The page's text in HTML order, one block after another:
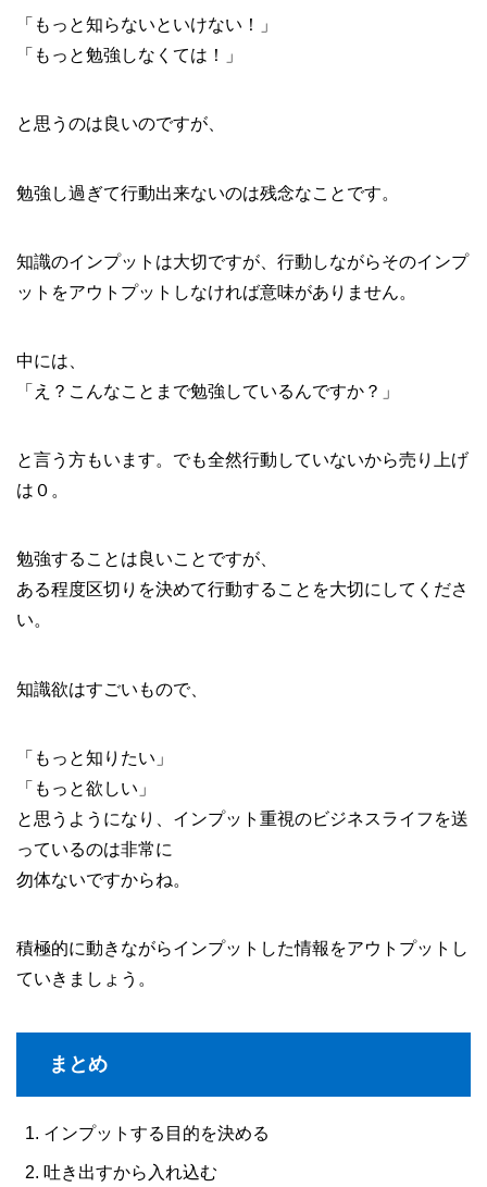
「もっと知らないといけない！」
「もっと勉強しなくては！」
と思うのは良いのですが、
勉強し過ぎて行動出来ないのは残念なことです。
知識のインプットは大切ですが、行動しながらそのインプ
ットをアウトプットしなければ意味がありません。
中には、
「え？こんなことまで勉強しているんですか？」
と言う方もいます。でも全然行動していないから売り上げ
は０。
勉強することは良いことですが、
ある程度区切りを決めて行動することを大切にしてくださ
い。
知識欲はすごいもので、
「もっと知りたい」
「もっと欲しい」
と思うようになり、インプット重視のビジネスライフを送
っているのは非常に
勿体ないですからね。
積極的に動きながらインプットした情報をアウトプットし
ていきましょう。
まとめ
インプットする目的を決める
吐き出すから入れ込む